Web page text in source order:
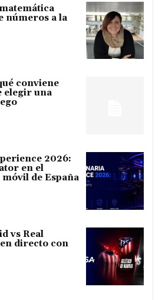
números a la
conviene
elegir una
2026:
en el
de España
vs Real
directo con